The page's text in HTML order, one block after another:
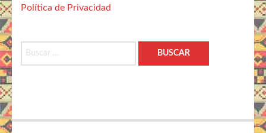
Política de Privacidad
Buscar: